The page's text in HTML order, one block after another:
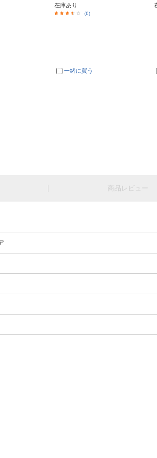
在庫あり
(6)
一緒に買う
商品レビュー